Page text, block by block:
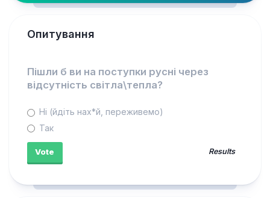
Опитування
Пішли б ви на поступки русні через
відсутність світла\тепла?
Ні (йдіть нах*й, переживемо)
Так
Results